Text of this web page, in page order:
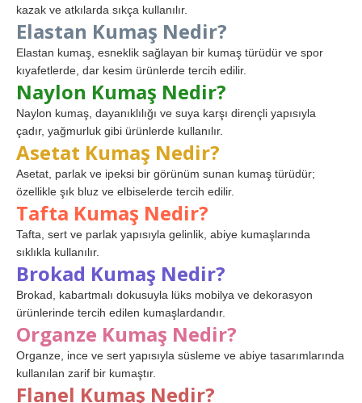
kazak ve atkılarda sıkça kullanılır.
Elastan Kumaş Nedir?
Elastan kumaş, esneklik sağlayan bir kumaş türüdür ve spor
kıyafetlerde, dar kesim ürünlerde tercih edilir.
Naylon Kumaş Nedir?
Naylon kumaş, dayanıklılığı ve suya karşı dirençli yapısıyla
çadır, yağmurluk gibi ürünlerde kullanılır.
Asetat Kumaş Nedir?
Asetat, parlak ve ipeksi bir görünüm sunan kumaş türüdür;
özellikle şık bluz ve elbiselerde tercih edilir.
Tafta Kumaş Nedir?
Tafta, sert ve parlak yapısıyla gelinlik, abiye kumaşlarında
sıklıkla kullanılır.
Brokad Kumaş Nedir?
Brokad, kabartmalı dokusuyla lüks mobilya ve dekorasyon
ürünlerinde tercih edilen kumaşlardandır.
Organze Kumaş Nedir?
Organze, ince ve sert yapısıyla süsleme ve abiye tasarımlarında
kullanılan zarif bir kumaştır.
Flanel Kumaş Nedir?